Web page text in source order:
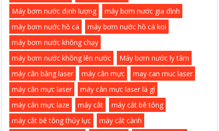
Máy bơm nước định lượng
máy bơm nước gia đình
máy bơm nước hồ cá
máy bơm nước hồ cá koi
máy bơm nước không chạy
máy bơm nước không lên nước
Máy bơm nước ly tâm
máy cân bằng laser
máy cân mực
may can muc laser
máy cân mực laser
máy cân mực laser là gì
máy cân mực laze
máy cắt
máy cắt bê tông
máy cắt bê tông thủy lực
máy cắt cành